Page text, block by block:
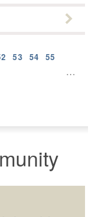
53 54 55
…